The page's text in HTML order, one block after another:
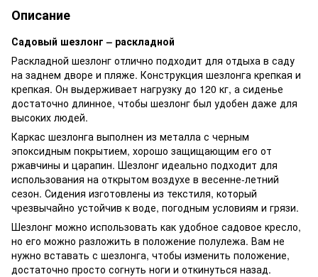
Описание
Садовый шезлонг – раскладной
Раскладной шезлонг отлично подходит для отдыха в саду
на заднем дворе и пляже. Конструкция шезлонга крепкая и
крепкая. Он выдерживает нагрузку до 120 кг, а сиденье
достаточно длинное, чтобы шезлонг был удобен даже для
высоких людей.
Каркас шезлонга выполнен из металла с черным
эпоксидным покрытием, хорошо защищающим его от
ржавчины и царапин. Шезлонг идеально подходит для
использования на открытом воздухе в весенне-летний
сезон. Сидения изготовлены из текстиля, который
чрезвычайно устойчив к воде, погодным условиям и грязи.
Шезлонг можно использовать как удобное садовое кресло,
но его можно разложить в положение полулежа. Вам не
нужно вставать с шезлонга, чтобы изменить положение,
достаточно просто согнуть ноги и откинуться назад.